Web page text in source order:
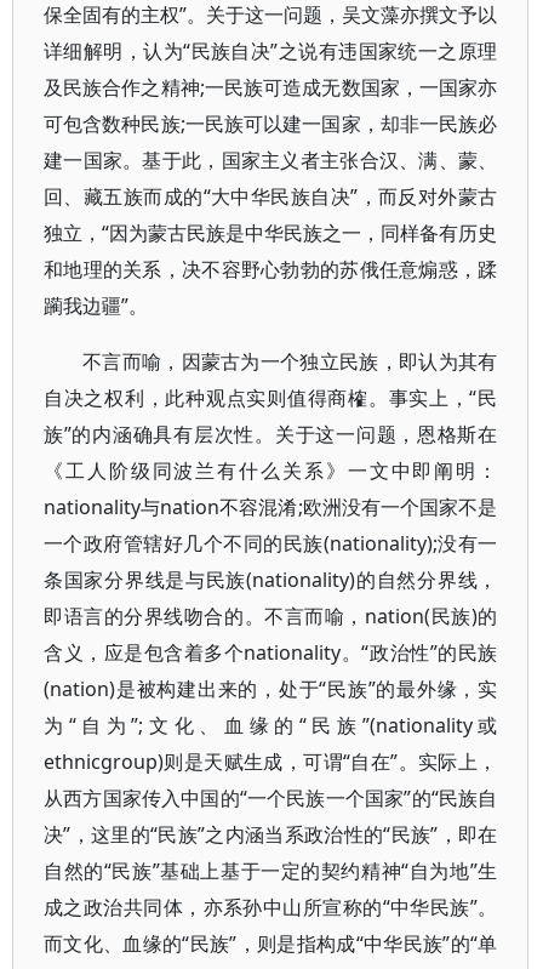
保全固有的主权”。关于这一问题，吴文藻亦撰文予以
详细解明，认为“民族自决”之说有违国家统一之原理
及民族合作之精神;一民族可造成无数国家，一国家亦
可包含数种民族;一民族可以建一国家，却非一民族必
建一国家。基于此，国家主义者主张合汉、满、蒙、
回、藏五族而成的“大中华民族自决”，而反对外蒙古
独立，“因为蒙古民族是中华民族之一，同样备有历史
和地理的关系，决不容野心勃勃的苏俄任意煽惑，蹂
躏我边疆”。
不言而喻，因蒙古为一个独立民族，即认为其有
自决之权利，此种观点实则值得商榷。事实上，“民
族”的内涵确具有层次性。关于这一问题，恩格斯在
《工人阶级同波兰有什么关系》一文中即阐明：
nationality与nation不容混淆;欧洲没有一个国家不是
一个政府管辖好几个不同的民族(nationality);没有一
条国家分界线是与民族(nationality)的自然分界线，
即语言的分界线吻合的。不言而喻，nation(民族)的
含义，应是包含着多个nationality。“政治性”的民族
(nation)是被构建出来的，处于“民族”的最外缘，实
为“自为”;文化、血缘的“民族”(nationality或
ethnicgroup)则是天赋生成，可谓“自在”。实际上，
从西方国家传入中国的“一个民族一个国家”的“民族自
决”，这里的“民族”之内涵当系政治性的“民族”，即在
自然的“民族”基础上基于一定的契约精神“自为地”生
成之政治共同体，亦系孙中山所宣称的“中华民族”。
而文化、血缘的“民族”，则是指构成“中华民族”的“单